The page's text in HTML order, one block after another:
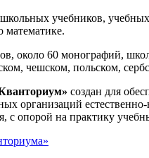
учебников,
математике.
около 60 монографий,
чешском, польском,
создан для
организаций
с опорой на практику